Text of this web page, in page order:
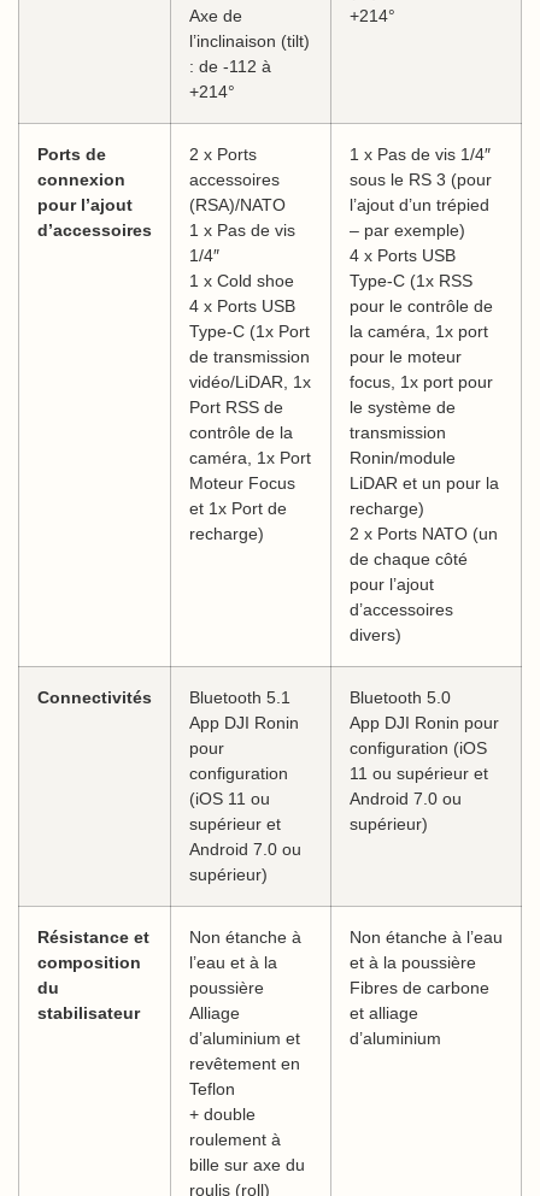
Axe de
l’inclinaison (tilt)
: de -112 à
+214°
+214°
Ports de
connexion
pour l’ajout
d’accessoires
2 x Ports
accessoires
(RSA)/NATO
1 x Pas de vis
1/4″
1 x Cold shoe
4 x Ports USB
Type-C (1x Port
de transmission
vidéo/LiDAR, 1x
Port RSS de
contrôle de la
caméra, 1x Port
Moteur Focus
et 1x Port de
recharge)
1 x Pas de vis 1/4″
sous le RS 3 (pour
l’ajout d’un trépied
– par exemple)
4 x Ports USB
Type-C (1x RSS
pour le contrôle de
la caméra, 1x port
pour le moteur
focus, 1x port pour
le système de
transmission
Ronin/module
LiDAR et un pour la
recharge)
2 x Ports NATO (un
de chaque côté
pour l’ajout
d’accessoires
divers)
Connectivités
Bluetooth 5.1
App DJI Ronin
pour
configuration
(iOS 11 ou
supérieur et
Android 7.0 ou
supérieur)
Bluetooth 5.0
App DJI Ronin pour
configuration (iOS
11 ou supérieur et
Android 7.0 ou
supérieur)
Résistance et
composition
du
stabilisateur
Non étanche à
l’eau et à la
poussière
Alliage
d’aluminium et
revêtement en
Teflon
+ double
roulement à
bille sur axe du
roulis (roll)
Non étanche à l’eau
et à la poussière
Fibres de carbone
et alliage
d’aluminium